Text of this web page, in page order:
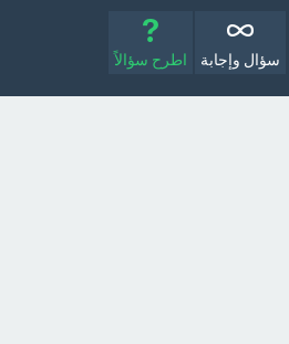
سؤال وإجابة اطرح سؤالاً